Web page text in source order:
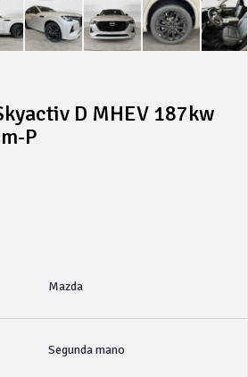
D MHEV 187kw
P
Mazda
Segunda mano